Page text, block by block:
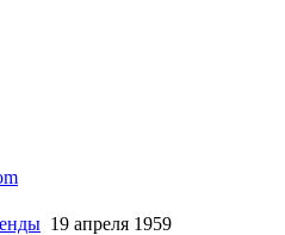
19 апреля 1959